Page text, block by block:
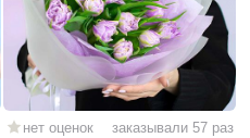
нет оценок заказывали 57 раз